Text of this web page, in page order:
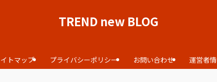
TREND new BLOG
トマップ プライバシーポリシー お問い合わせ 運営者